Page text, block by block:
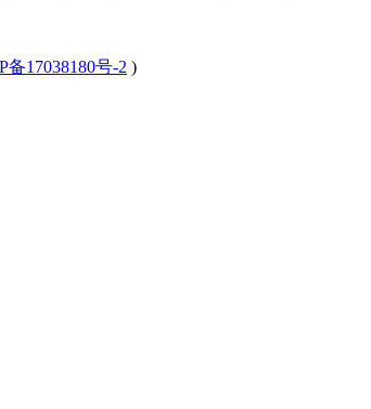
备17038180号-2 )